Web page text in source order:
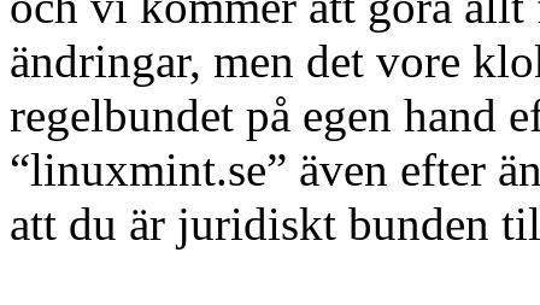
ändringar, men det vore
regelbundet på egen hand
“linuxmint.se” även efter
att du är juridiskt bunden